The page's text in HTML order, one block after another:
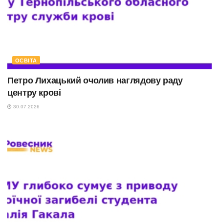
ОСВІТА
Петро Лихацький очолив наглядову раду
центру крові
30.07.2026